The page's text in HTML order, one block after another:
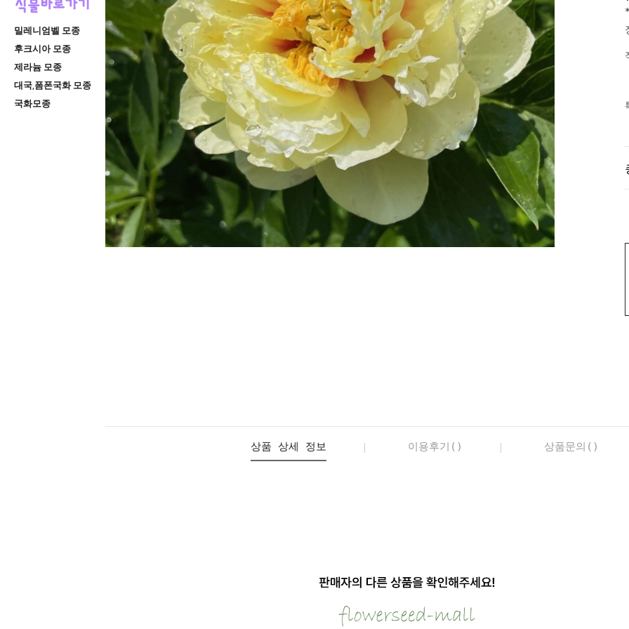
밀레니엄벨 모종
후크시아 모종
제라늄 모종
대국,폼폰국화 모종
국화모종
상품 상세 정보 이용후기() 상품문의()